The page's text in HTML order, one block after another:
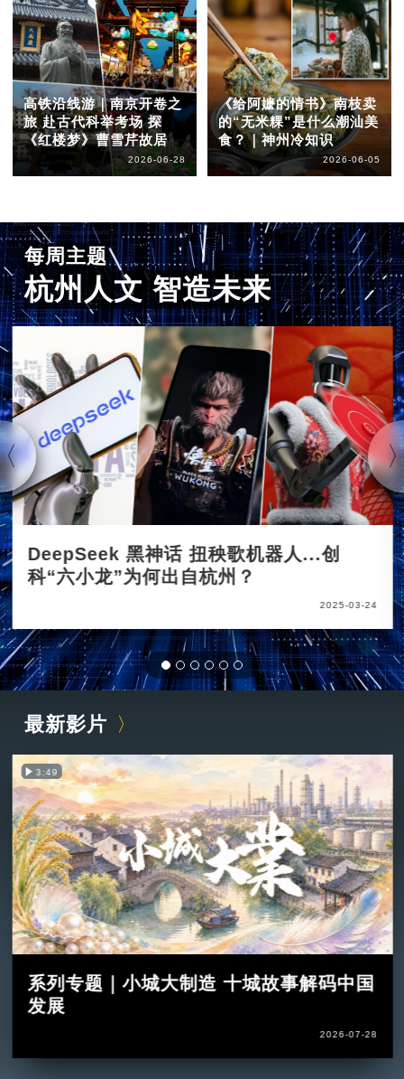
高铁沿线游｜南京开卷之
旅 赴古代科举考场 探
《红楼梦》曹雪芹故居
2026-06-28
《给阿嬷的情书》南枝卖
的“无米粿”是什么潮汕美
食？｜神州冷知识
2026-06-05
每周主题
杭州人文 智造未来
DeepSeek 黑神话 扭秧歌机器人...创
科“六小龙”为何出自杭州？
2025-03-24
最新影片
3:49
系列专题｜小城大制造 十城故事解码中国
发展
2026-07-28